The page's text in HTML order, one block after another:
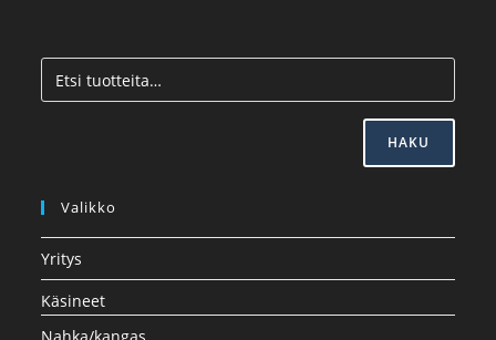
HAKU
Valikko
Yritys
Käsineet